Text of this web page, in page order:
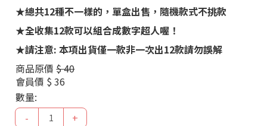
★總共12種不一樣的，單盒出售，隨機款式不挑款
★全收集12款可以組合成數字超人喔！
★請注意: 本項出貨僅一款非一次出12款請勿誤解
商品原價 $ 40
會員價 $ 36
數量:
-
+